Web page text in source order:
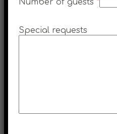
Number of guests *
Special requests